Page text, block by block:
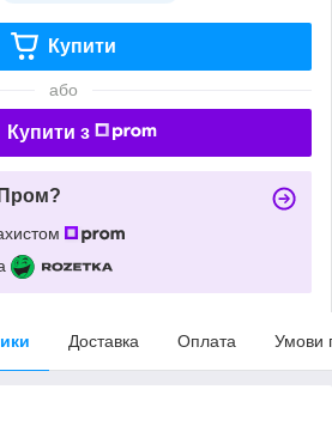
Купити
або
Купити з
Доставка Оплата Умови